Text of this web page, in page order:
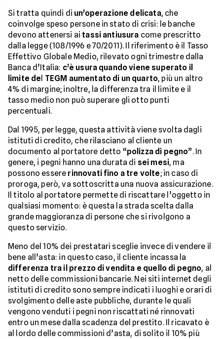
Si tratta quindi di un’operazione delicata, che
coinvolge speso persone in stato di crisi: le banche
devono attenersi ai tassi antiusura come prescritto
dalla legge (108/1996 e 70/2011). Il riferimento è il Tasso
Effettivo Globale Medio, rilevato ogni trimestre dalla
Banca d’Italia: c’è usura quando viene superato il
limite de TEGM aumentato di un quarto, più un altro
4% di margine; inoltre, la differenza tra il limite e il
tasso medio non può superare gli otto punti
percentuali.
Dal 1995, per legge, questa attività viene svolta dagli
istituti di credito, che rilasciano al cliente un
documento al portatore detto “polizza di pegno”. In
genere, i pegni hanno una durata di sei mesi, ma
possono essere rinnovati fino a tre volte; in caso di
proroga, però, va sottoscritta una nuova assicurazione.
Il titolo al portatore permette di riscattare l’oggetto in
qualsiasi momento: è questa la strada scelta dalla
grande maggioranza di persone che si rivolgono a
questo servizio.
Meno del 10% dei prestatari sceglie invece di vendere il
bene all’asta: in questo caso, il cliente incassa la
differenza tra il prezzo di vendita e quello di pegno, al
netto delle commissioni bancarie. Nei siti internet degli
istituti di credito sono sempre indicati i luoghi e orari di
svolgimento delle aste pubbliche, durante le quali
vengono venduti i pegni non riscattati né rinnovati
entro un mese dalla scadenza del prestito. Il ricavato è
al lordo delle commissioni d’asta, di solito il 10% più